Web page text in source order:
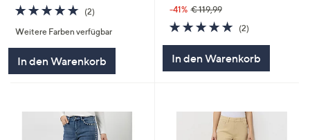
5.0
von
5
(2)2
Weitere Farben verfügbar
In den Warenkorb
-41% € 119,99
5.0
von
(2)2
In den Warenkorb